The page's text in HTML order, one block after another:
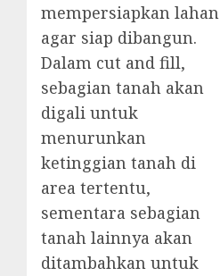
mempersiapkan lahan
agar siap dibangun.
Dalam cut and fill,
sebagian tanah akan
digali untuk
menurunkan
ketinggian tanah di
area tertentu,
sementara sebagian
tanah lainnya akan
ditambahkan untuk